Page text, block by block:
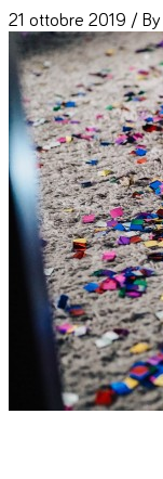
21 ottobre 2019 / By